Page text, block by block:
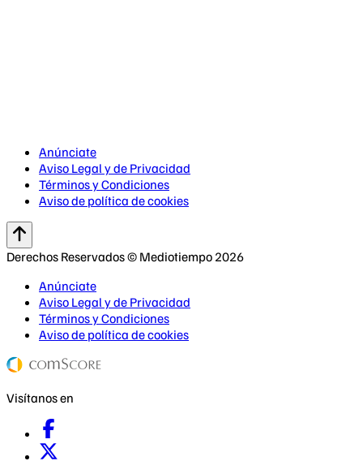
Anúnciate
Aviso Legal y de Privacidad
Términos y Condiciones
Aviso de política de cookies
Derechos Reservados © Mediotiempo 2026
Anúnciate
Aviso Legal y de Privacidad
Términos y Condiciones
Aviso de política de cookies
Visítanos en